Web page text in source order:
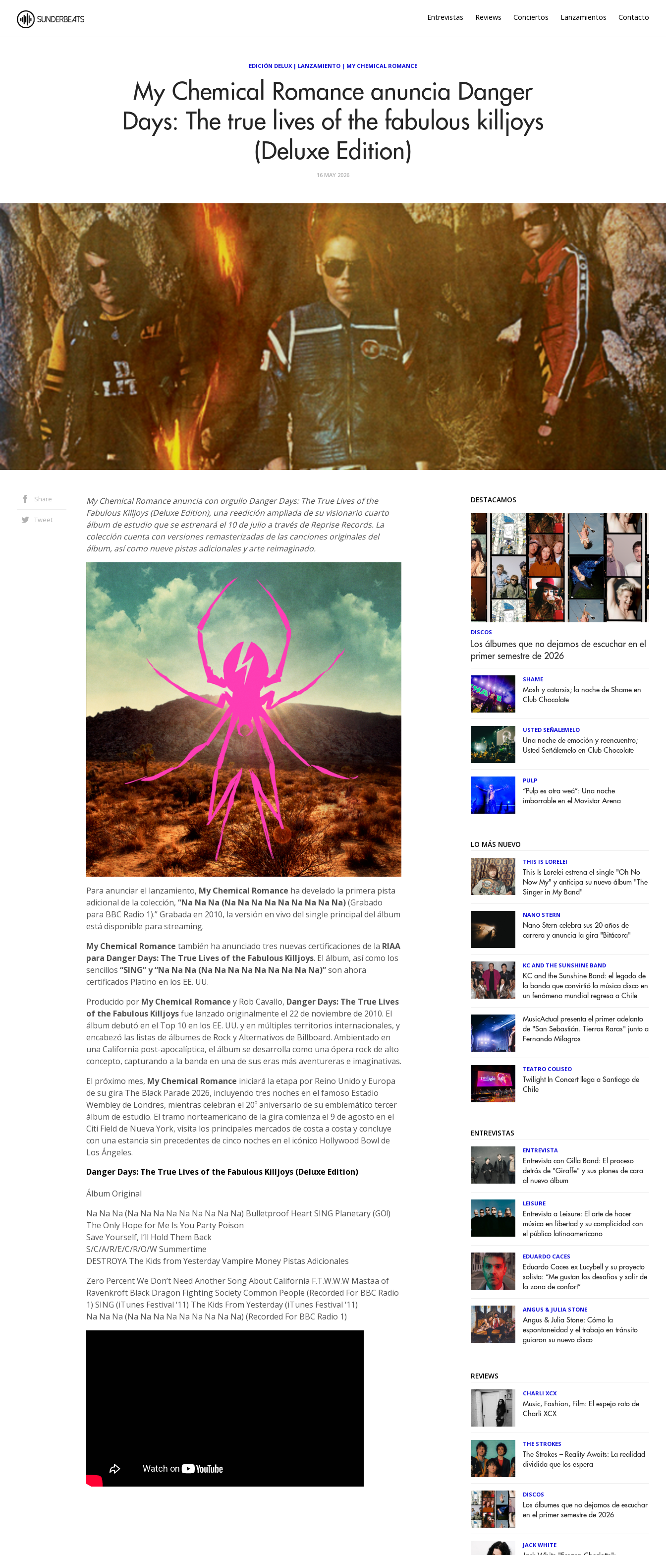
Entrevistas Reviews Conciertos Lanzamientos Contacto
EDICIÓN DELUX| LANZAMIENTO | MY CHEMICAL ROMANCE
My Chemical Romance anuncia Danger
Days: The true lives of the fabulous killjoys
(Deluxe Edition)
16 MAY 2026
Share
Tweet
My Chemical Romance anuncia con orgullo Danger Days: The True Lives of the
Fabulous Killjoys (Deluxe Edition), una reedición ampliada de su visionario cuarto
álbum de estudio que se estrenará el 10 de julio a través de Reprise Records. La
colección cuenta con versiones remasterizadas de las canciones originales del
álbum, así como nueve pistas adicionales y arte reimaginado.
Para anunciar el lanzamiento, My Chemical Romance ha develado la primera pista
adicional de la colección, “Na Na Na (Na Na Na Na Na Na Na Na Na)(Grabado
para BBC Radio 1).” Grabada en 2010, la versión en vivo del single principal del álbum
está disponible para streaming.
My Chemical Romance también ha anunciado tres nuevas certificaciones de la RIAA
para Danger Days: The True Lives of the Fabulous Killjoys. El álbum, así como los
sencillos “SING” y “Na Na Na (Na Na Na Na Na Na Na Na Na)”son ahora
certificados Platino en los EE. UU.
Producido por My Chemical Romance y Rob Cavallo, Danger Days: The True Lives
of the Fabulous Killjoysfue lanzado originalmente el 22 de noviembre de 2010. El
álbum debutó en el Top 10 en los EE. UU. y en múltiples territorios internacionales, y
encabezó las listas de álbumes de Rock y Alternativos de Billboard. Ambientado en
una California post-apocalíptica, el álbum se desarrolla como una ópera rock de alto
concepto, capturando a la banda en una de sus eras más aventureras e imaginativas.
El próximo mes, My Chemical Romance iniciará la etapa por Reino Unido y Europa
de su gira The Black Parade 2026, incluyendo tres noches en el famoso Estadio
Wembley de Londres, mientras celebran el 20º aniversario de su emblemático tercer
álbum de estudio. El tramo norteamericano de la gira comienza el 9 de agosto en el
Citi Field de Nueva York, visita los principales mercados de costa a costa y concluye
con una estancia sin precedentes de cinco noches en el icónico Hollywood Bowl de
Los Ángeles.
Danger Days: The True Lives of the Fabulous Killjoys (Deluxe Edition)
Álbum Original
Na Na Na (Na Na Na Na Na Na Na Na Na) Bulletproof Heart SING Planetary (GO!)
The Only Hope for Me Is You Party Poison
Save Yourself, I’ll Hold Them Back
S/C/A/R/E/C/R/O/W Summertime
DESTROYA The Kids from Yesterday Vampire Money Pistas Adicionales
Zero Percent We Don’t Need Another Song About California F.T.W.W.W Mastaa of
Ravenkroft Black Dragon Fighting Society Common People (Recorded For BBC Radio
1) SING (iTunes Festival ‘11) The Kids From Yesterday (iTunes Festival ‘11)
Na Na Na (Na Na Na Na Na Na Na Na Na) (Recorded For BBC Radio 1)
DESTACAMOS
DISCOS
Los álbumes que no dejamos de escuchar en el
primer semestre de 2026
SHAME
Mosh y catarsis; la noche de Shame en
Club Chocolate
USTED SEÑALEMELO
Una noche de emoción y reencuentro;
Usted Señálemelo en Club Chocolate
PULP
“Pulp es otra weá”: Una noche
imborrable en el Movistar Arena
LO MÁS NUEVO
THIS IS LORELEI
This Is Lorelei estrena el single "Oh No
Now My" y anticipa su nuevo álbum "The
Singer in My Band"
NANO STERN
Nano Stern celebra sus 20 años de
carrera y anuncia la gira "Bitácora"
KC AND THE SUNSHINE BAND
KC and the Sunshine Band: el legado de
la banda que convirtió la música disco en
un fenómeno mundial regresa a Chile
MusicActual presenta el primer adelanto
de "San Sebastián. Tierras Raras" junto a
Fernando Milagros
TEATRO COLISEO
Twilight In Concert llega a Santiago de
Chile
ENTREVISTAS
ENTREVISTA
Entrevista con Gilla Band: El proceso
detrás de "Giraffe" y sus planes de cara
al nuevo álbum
LEISURE
Entrevista a Leisure: El arte de hacer
música en libertad y su complicidad con
el público latinoamericano
EDUARDO CACES
Eduardo Caces ex Lucybell y su proyecto
solista: “Me gustan los desafíos y salir de
la zona de confort”
ANGUS & JULIA STONE
Angus & Julia Stone: Cómo la
espontaneidad y el trabajo en tránsito
guiaron su nuevo disco
REVIEWS
CHARLI XCX
Music, Fashion, Film: El espejo roto de
Charli XCX
THE STROKES
The Strokes – Reality Awaits: La realidad
dividida que los espera
DISCOS
Los álbumes que no dejamos de escuchar
en el primer semestre de 2026
JACK WHITE